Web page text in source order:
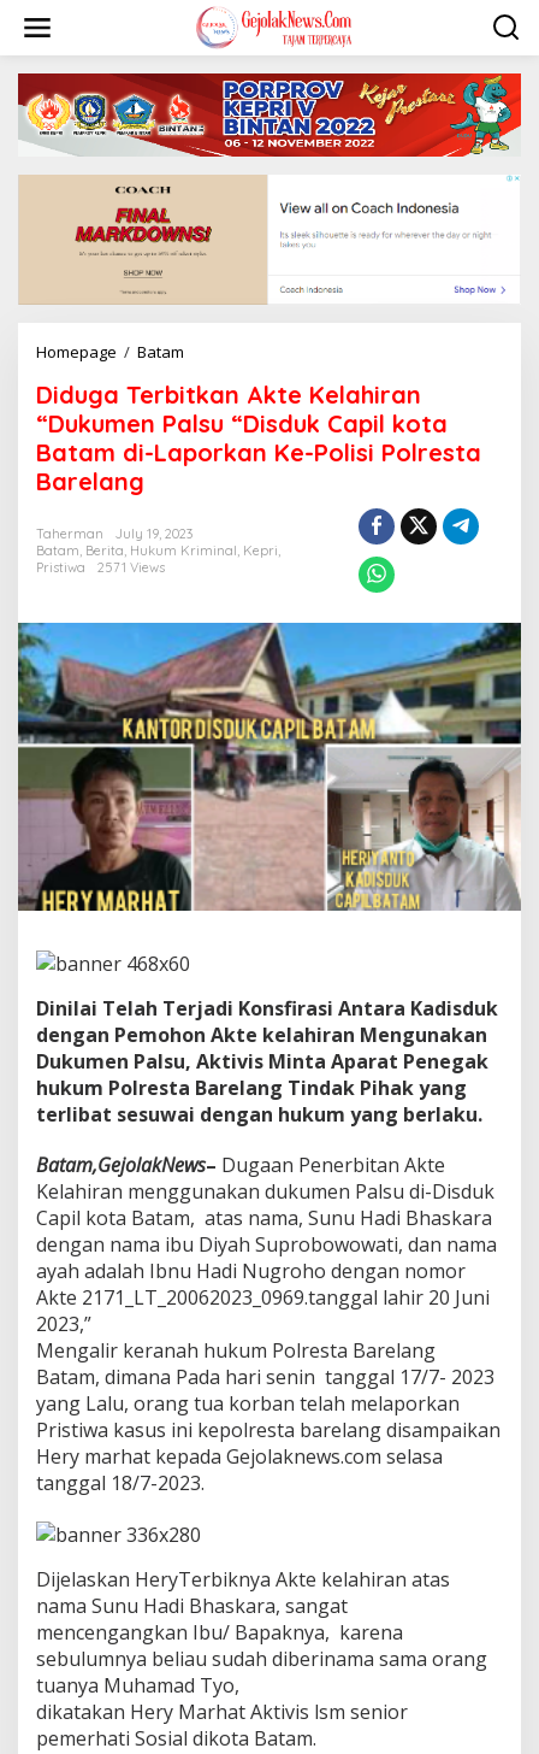
i
Homepage / Batam
d
u
g
a
r
b
a
n
A
k
t
e
e
l
a
h
i
r
a
"
u
u
m
e
n
l
s
u
"
D
i
s
u
k
a
p
i
l
o
t
B
a
t
a
m
d
i
Diduga Terbitkan Akte Kelahiran
“Dukumen Palsu “Disduk Capil kota
Batam di-Laporkan Ke-Polisi Polresta
Barelang
Taherman
July 19, 2023
Batam, Berita, Hukum Kriminal, Kepri,
Pristiwa
2571 Views
Dinilai Telah Terjadi Konsfirasi Antara Kadisduk
dengan Pemohon Akte kelahiran Mengunakan
Dukumen Palsu, Aktivis Minta Aparat Penegak
hukum Polresta Barelang Tindak Pihak yang
terlibat sesuwai dengan hukum yang berlaku.
Batam,GejolakNews– Dugaan Penerbitan Akte
Kelahiran menggunakan dukumen Palsu di-Disduk
Capil kota Batam, atas nama, Sunu Hadi Bhaskara
dengan nama ibu Diyah Suprobowowati, dan nama
ayah adalah Ibnu Hadi Nugroho dengan nomor
Akte 2171_LT_20062023_0969.tanggal lahir 20 Juni
2023,”
Mengalir keranah hukum Polresta Barelang
Batam, dimana Pada hari senin tanggal 17/7- 2023
yang Lalu, orang tua korban telah melaporkan
Pristiwa kasus ini kepolresta barelang disampaikan
Hery marhat kepada Gejolaknews.com selasa
tanggal 18/7-2023.
Dijelaskan HeryTerbiknya Akte kelahiran atas
nama Sunu Hadi Bhaskara, sangat
mencengangkan Ibu/ Bapaknya, karena
sebulumnya beliau sudah diberinama sama orang
tuanya Muhamad Tyo,
dikatakan Hery Marhat Aktivis lsm senior
pemerhati Sosial dikota Batam.